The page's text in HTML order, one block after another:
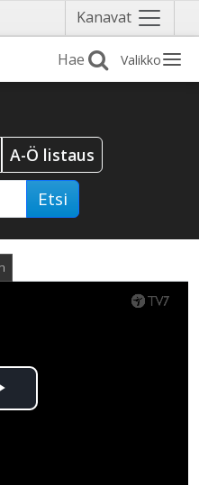
Kanavat Näytä
valikko
Valikko
A-Ö listaus
Etsi